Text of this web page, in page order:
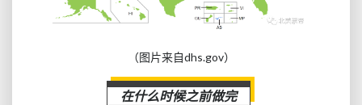
（图片来自dhs.gov）
在什么时候之前做完